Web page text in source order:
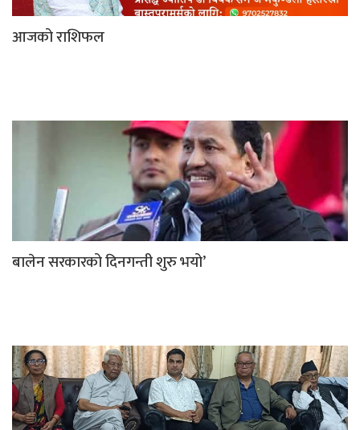
आजको राशिफल
बालेन सरकारको दिनगन्ती शुरु भयो’